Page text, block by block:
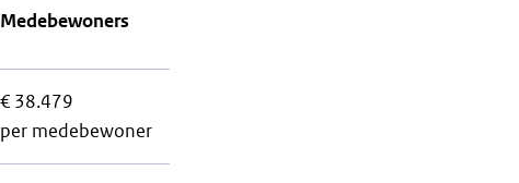
Medebewoners
€ 38.479
per medebewoner